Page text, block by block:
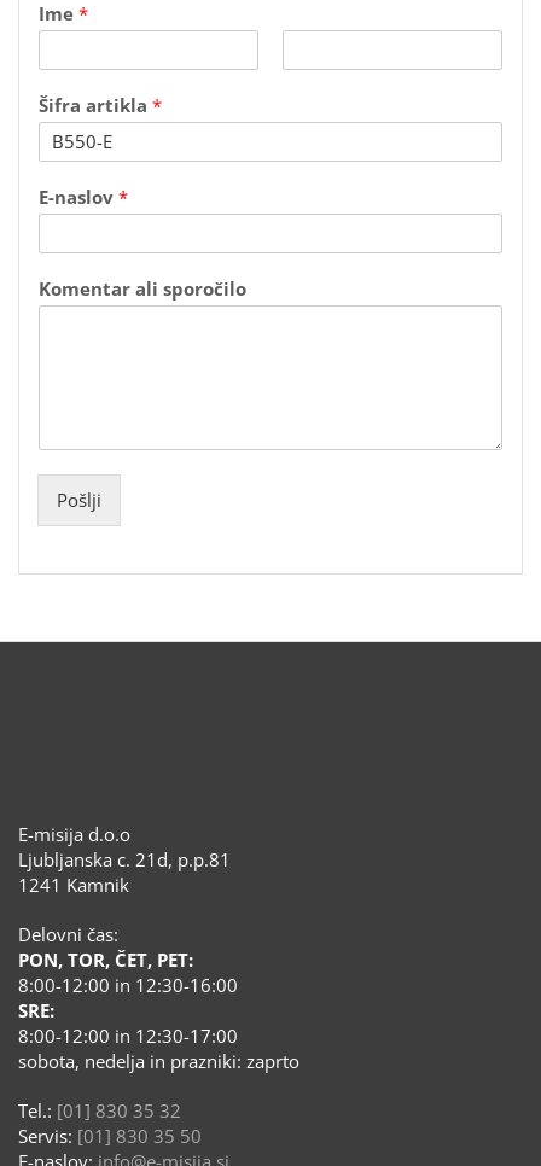
Ime *
i
r
t
s
Šifra artikla *
a
l
E
-
n
E-naslov *
Komentar ali sporočilo
Pošlji
E-misija d.o.o
Ljubljanska c. 21d, p.p.81
1241 Kamnik
Delovni čas:
PON, TOR, ČET, PET:
8:00-12:00 in 12:30-16:00
SRE:
8:00-12:00 in 12:30-17:00
sobota, nedelja in prazniki: zaprto
Tel.: [01] 830 35 32
Servis: [01] 830 35 50